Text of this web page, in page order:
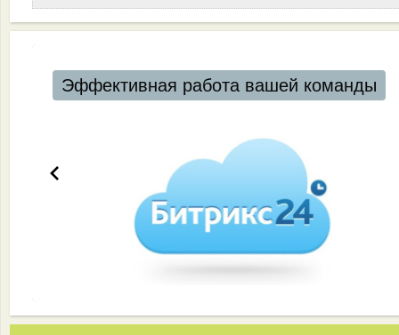
Эффективная работа вашей команды